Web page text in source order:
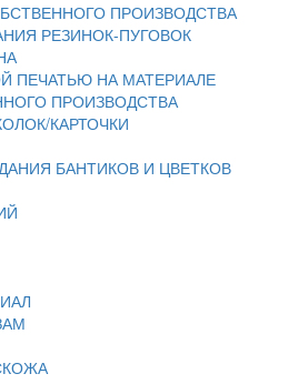
ПРОИЗВОДСТВА
РЕЗИНОК-ПУГОВОК
ПЕЧАТЬЮ НА МАТЕРИАЛЕ
ПРОИЗВОДСТВА
КАРТОЧКИ
БАНТИКОВ И ЦВЕТКОВ